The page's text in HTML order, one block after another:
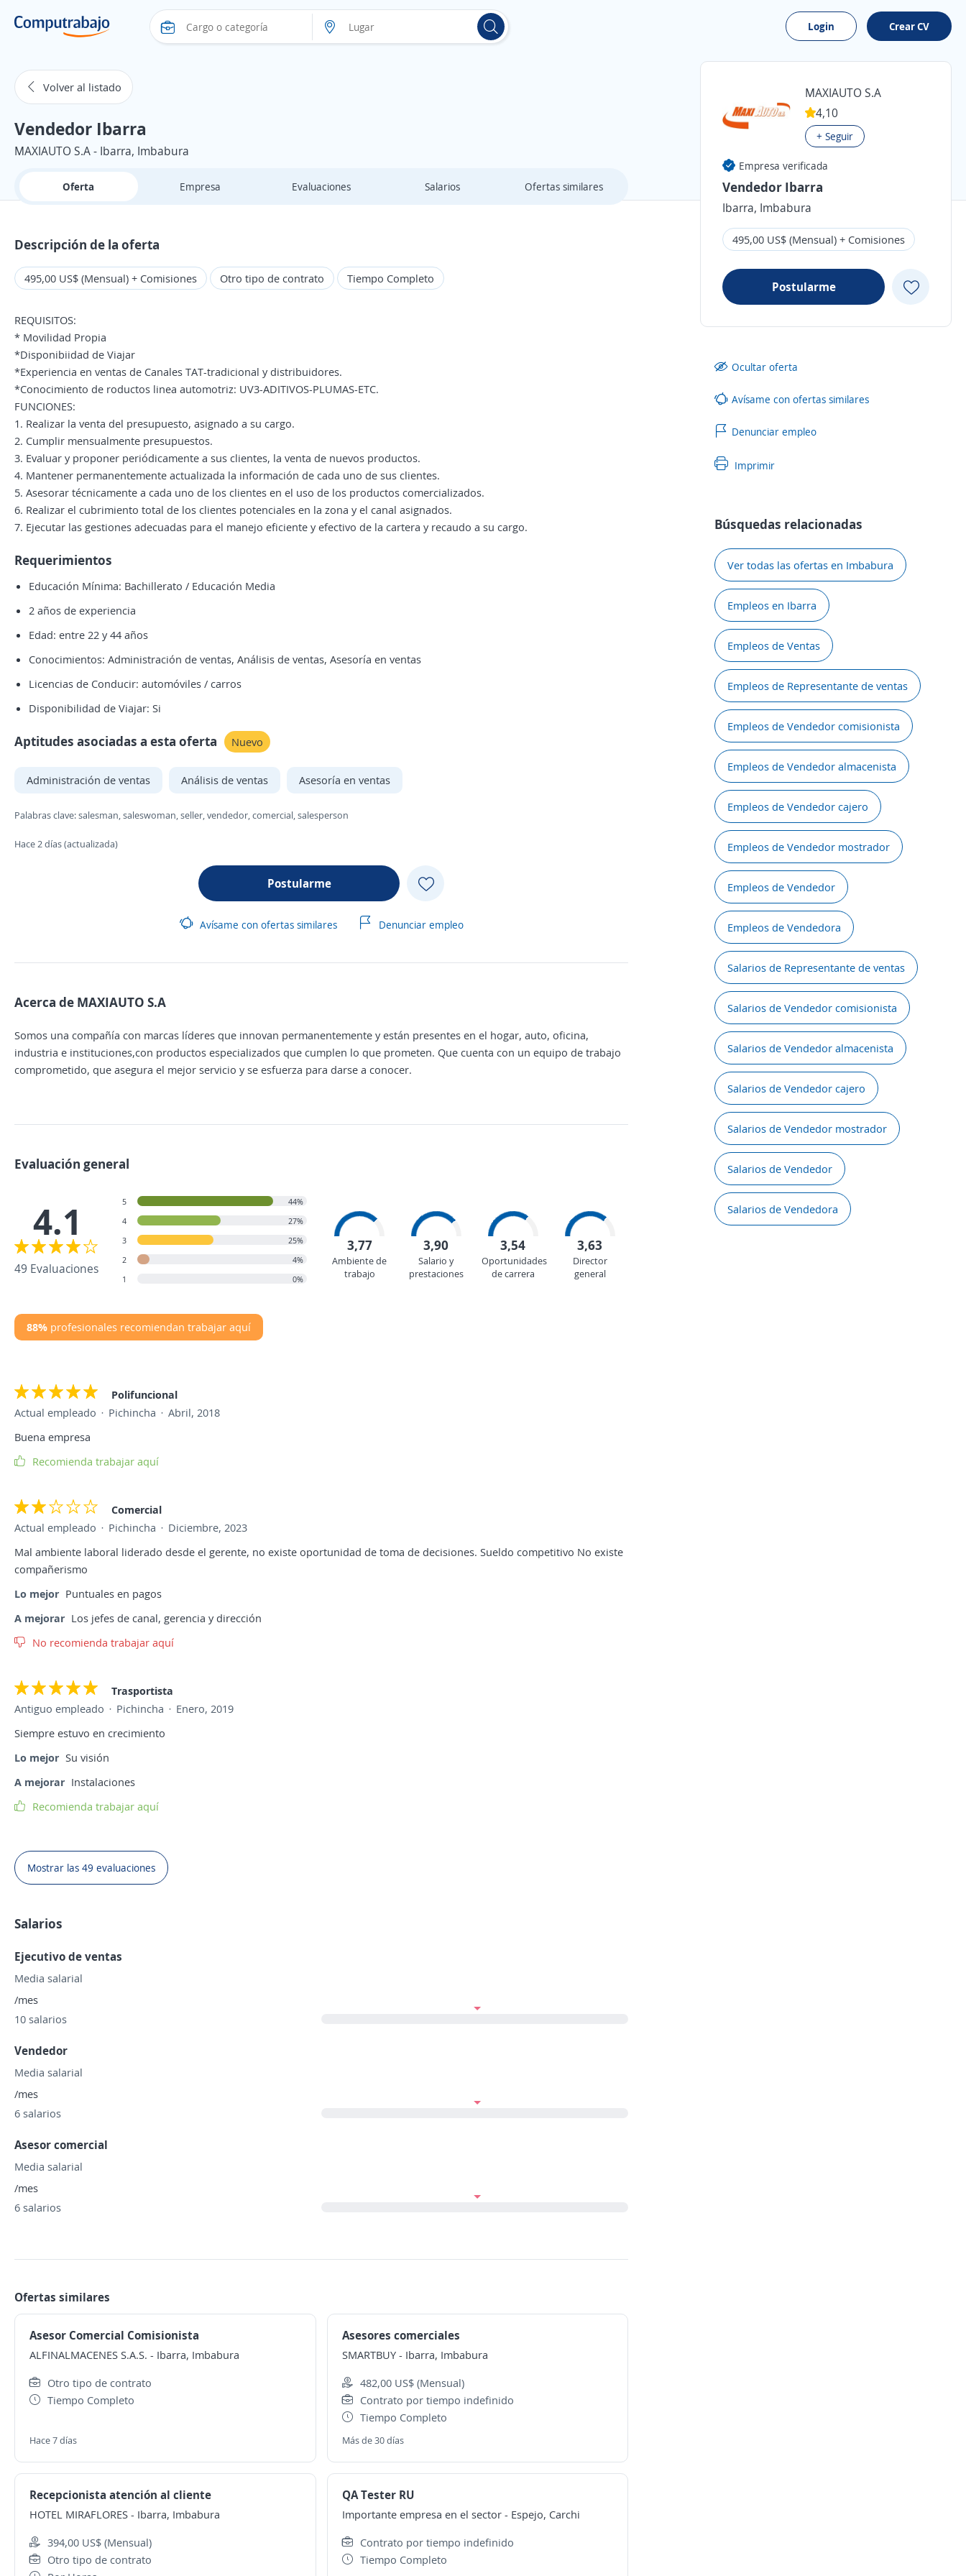
Login Crear CV
Volver al listado
Vendedor Ibarra
MAXIAUTO S.A - Ibarra, Imbabura
Oferta Empresa Evaluaciones Salarios Ofertas similares
Descripción de la oferta
495,00 US$ (Mensual) + Comisiones Otro tipo de contrato Tiempo Completo
REQUISITOS:
* Movilidad Propia
*Disponibiidad de Viajar
*Experiencia en ventas de Canales TAT-tradicional y distribuidores.
*Conocimiento de roductos linea automotriz: UV3-ADITIVOS-PLUMAS-ETC.
FUNCIONES:
1. Realizar la venta del presupuesto, asignado a su cargo.
2. Cumplir mensualmente presupuestos.
3. Evaluar y proponer periódicamente a sus clientes, la venta de nuevos productos.
4. Mantener permanentemente actualizada la información de cada uno de sus clientes.
5. Asesorar técnicamente a cada uno de los clientes en el uso de los productos comercializados.
6. Realizar el cubrimiento total de los clientes potenciales en la zona y el canal asignados.
7. Ejecutar las gestiones adecuadas para el manejo eficiente y efectivo de la cartera y recaudo a su cargo.
Requerimientos
Educación Mínima: Bachillerato / Educación Media
2 años de experiencia
Edad: entre 22 y 44 años
Conocimientos: Administración de ventas, Análisis de ventas, Asesoría en ventas
Licencias de Conducir: automóviles / carros
Disponibilidad de Viajar: Si
Aptitudes asociadas a esta oferta Nuevo
Administración de ventas Análisis de ventas Asesoría en ventas
Palabras clave: salesman, saleswoman, seller, vendedor, comercial, salesperson
Hace 2 días (actualizada)
Postularme
Avísame con ofertas similares Denunciar empleo
Acerca de MAXIAUTO S.A
Somos una compañía con marcas líderes que innovan permanentemente y están presentes en el hogar, auto, oficina,
industria e instituciones,con productos especializados que cumplen lo que prometen. Que cuenta con un equipo de trabajo
comprometido, que asegura el mejor servicio y se esfuerza para darse a conocer.
Evaluación general
4.1
49 Evaluaciones
5
44%
4
27%
3
25%
2
4%
1
0%
3,77
Ambiente de
trabajo
3,90
Salario y
prestaciones
3,54
Oportunidades
de carrera
3,63
Director
general
88% profesionales recomiendan trabajar aquí
Polifuncional
Actual empleado
Pichincha
Abril, 2018
Buena empresa
Recomienda trabajar aquí
Comercial
Actual empleado
Pichincha
Diciembre, 2023
Mal ambiente laboral liderado desde el gerente, no existe oportunidad de toma de decisiones. Sueldo competitivo No existe
compañerismo
Lo mejor Puntuales en pagos
A mejorar Los jefes de canal, gerencia y dirección
No recomienda trabajar aquí
Trasportista
Antiguo empleado
Pichincha
Enero, 2019
Siempre estuvo en crecimiento
Lo mejor Su visión
A mejorar Instalaciones
Recomienda trabajar aquí
Mostrar las 49 evaluaciones
Salarios
Ejecutivo de ventas
Media salarial
/mes
10 salarios
Vendedor
Media salarial
/mes
6 salarios
Asesor comercial
Media salarial
/mes
6 salarios
Ofertas similares
Asesor Comercial Comisionista
ALFINALMACENES S.A.S. - Ibarra, Imbabura
Otro tipo de contrato
Tiempo Completo
Hace 7 días
Asesores comerciales
SMARTBUY - Ibarra, Imbabura
482,00 US$ (Mensual)
Contrato por tiempo indefinido
Tiempo Completo
Más de 30 días
Recepcionista atención al cliente
HOTEL MIRAFLORES - Ibarra, Imbabura
394,00 US$ (Mensual)
Otro tipo de contrato
QA Tester RU
Importante empresa en el sector - Espejo, Carchi
Contrato por tiempo indefinido
Tiempo Completo
MAXIAUTO S.A
4,10
+ Seguir
Empresa verificada
Vendedor Ibarra
Ibarra, Imbabura
495,00 US$ (Mensual) + Comisiones
Postularme
Ocultar oferta
Avísame con ofertas similares
Denunciar empleo
Imprimir
Búsquedas relacionadas
Ver todas las ofertas en Imbabura
Empleos en Ibarra
Empleos de Ventas
Empleos de Representante de ventas
Empleos de Vendedor comisionista
Empleos de Vendedor almacenista
Empleos de Vendedor cajero
Empleos de Vendedor mostrador
Empleos de Vendedor
Empleos de Vendedora
Salarios de Representante de ventas
Salarios de Vendedor comisionista
Salarios de Vendedor almacenista
Salarios de Vendedor cajero
Salarios de Vendedor mostrador
Salarios de Vendedor
Salarios de Vendedora